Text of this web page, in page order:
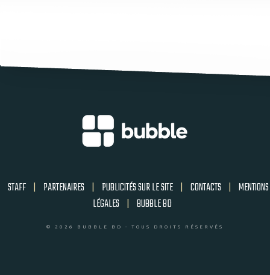
STAFF | PARTENAIRES | PUBLICITÉS SUR LE SITE | CONTACTS | MENTIONS
LÉGALES | BUBBLE BD
© 2026 BUBBLE BD - TOUS DROITS RÉSERVÉS